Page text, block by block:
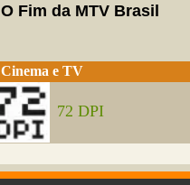
O Fim da MTV Brasil
Cinema e TV
72 DPI